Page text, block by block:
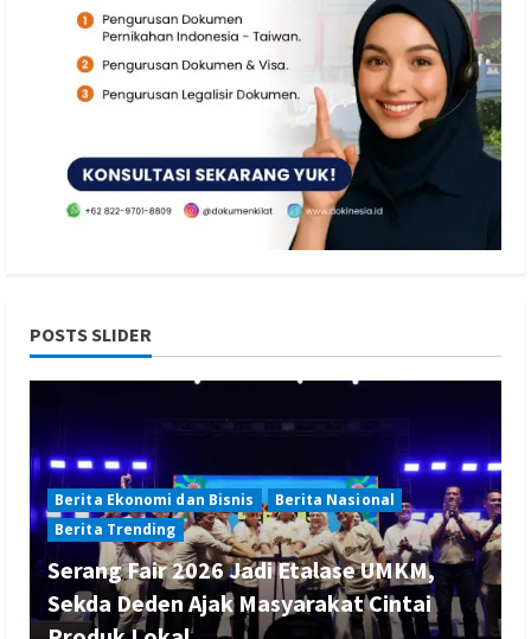
POSTS SLIDER
Berita Ekonomi dan Bisnis
Berita Nasional
Berita Trending
Serang Fair 2026 Jadi Etalase UMKM,
Sekda Deden Ajak Masyarakat Cintai